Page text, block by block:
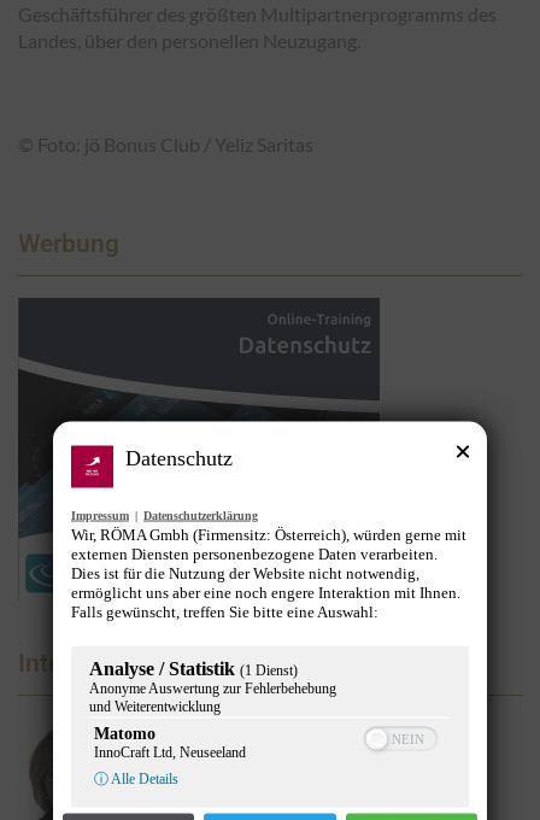
Geschäftsführer des größten Multipartnerprogramms des
Landes, über den personellen Neuzugang.
© Foto: jö Bonus Club / Yeliz Saritas
Werbung
Interviews
28. Juni 2026
Datenschutz
Impressum | Datenschutzerklärung
Wir, RÖMA Gmbh (Firmensitz: Österreich), würden gerne mit
externen Diensten personenbezogene Daten verarbeiten.
Dies ist für die Nutzung der Website nicht notwendig,
ermöglicht uns aber eine noch engere Interaktion mit Ihnen.
Falls gewünscht, treffen Sie bitte eine Auswahl:
Analyse / Statistik (1 Dienst)
Anonyme Auswertung zur Fehlerbehebung
und Weiterentwicklung
Matomo
InnoCraft Ltd, Neuseeland
ⓘ Alle Details